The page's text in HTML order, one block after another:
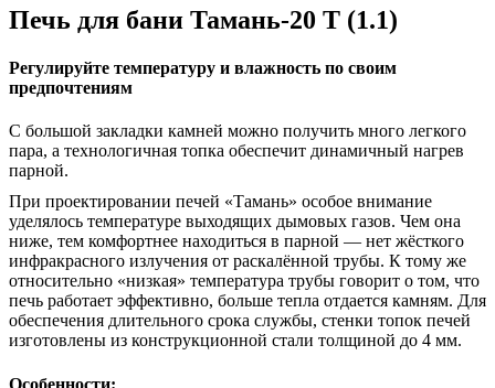
Печь для бани Тамань-20 Т (1.1)
Регулируйте температуру и влажность по своим
предпочтениям
С большой закладки камней можно получить много легкого
пара, а технологичная топка обеспечит динамичный нагрев
парной.
При проектировании печей «Тамань» особое внимание
уделялось температуре выходящих дымовых газов. Чем она
нижe, тем комфортнее находиться в парной — нет жёсткого
инфракрасного излучения от раскалённой трубы. К тому же
относительно «низкая» температура трубы говорит о том, что
печь работает эффективно, больше тепла отдается камням. Для
обеспечения длительного срока службы, стенки топок печей
изготовлены из конструкционной стали толщиной до 4 мм.
Особенности: